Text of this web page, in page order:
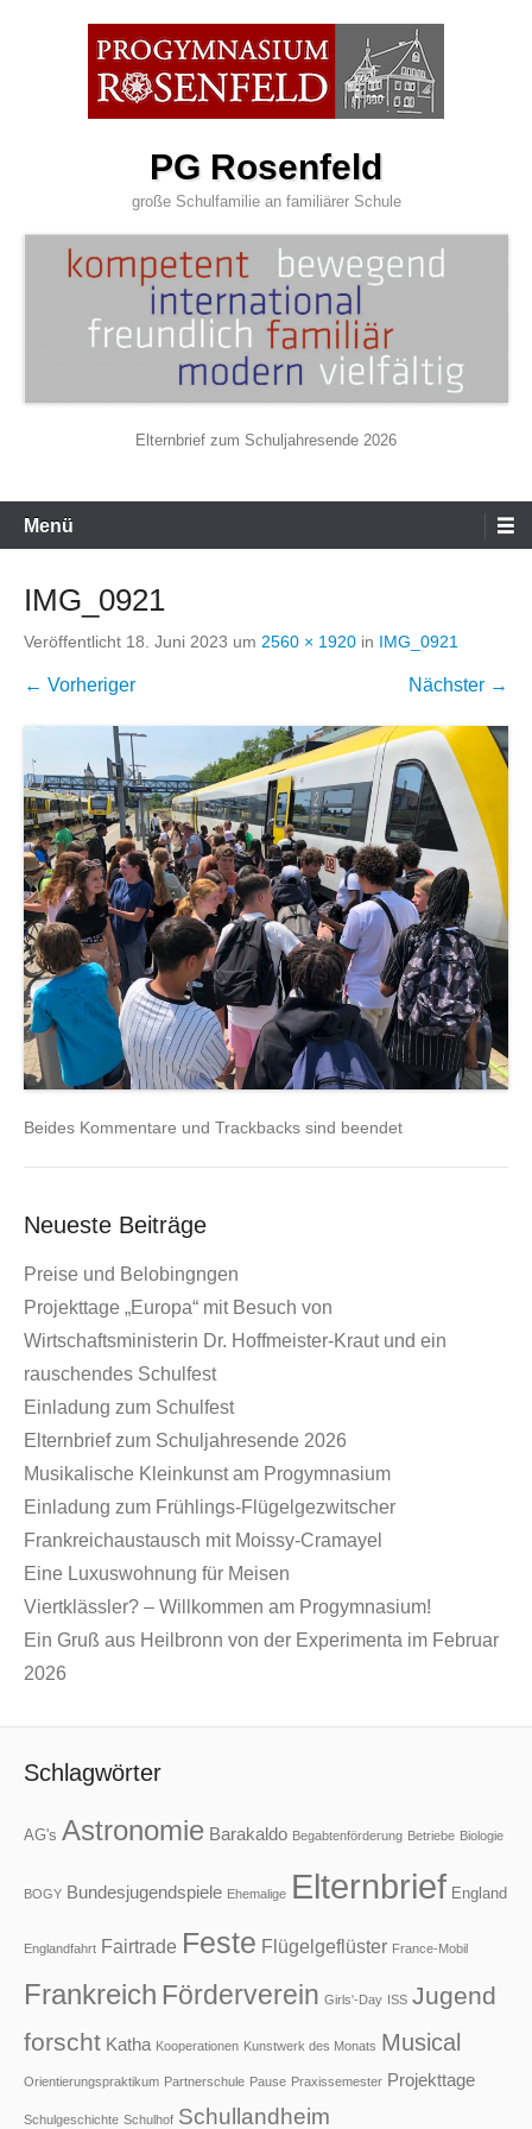
PG Rosenfeld
große Schulfamilie an familiärer Schule
Elternbrief zum Schuljahresende 2026
Primäres
Menü
Menü
IMG_0921
Veröffentlicht 18. Juni 2023 um 2560 × 1920 in IMG_0921
← Vorheriger Nächster →
Beides Kommentare und Trackbacks sind beendet
Neueste Beiträge
Preise und Belobingngen
Projekttage „Europa“ mit Besuch von
Wirtschaftsministerin Dr. Hoffmeister-Kraut und ein
rauschendes Schulfest
Einladung zum Schulfest
Elternbrief zum Schuljahresende 2026
Musikalische Kleinkunst am Progymnasium
Einladung zum Frühlings-Flügelgezwitscher
Frankreichaustausch mit Moissy-Cramayel
Eine Luxuswohnung für Meisen
Viertklässler? – Willkommen am Progymnasium!
Ein Gruß aus Heilbronn von der Experimenta im Februar
2026
Schlagwörter
AG's Astronomie Barakaldo Begabtenförderung Betriebe Biologie
BOGY Bundesjugendspiele Ehemalige Elternbrief England
Englandfahrt Fairtrade Feste Flügelgeflüster France-Mobil
Frankreich Förderverein Girls'-Day ISS Jugend
forscht Katha Kooperationen Kunstwerk des Monats Musical
Orientierungspraktikum Partnerschule Pause Praxissemester Projekttage
Schulgeschichte Schulhof Schullandheim